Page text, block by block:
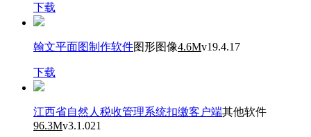
下载
翰文平面图制作软件图形图像4.6Mv19.4.17
下载
江西省自然人税收管理系统扣缴客户端其他软件
96.3Mv3.1.021